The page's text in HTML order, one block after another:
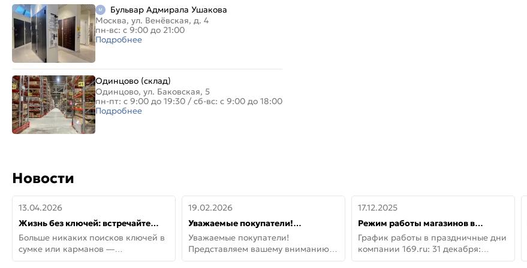
Бульвар Адмирала Ушакова
Москва, ул. Венёвская, д. 4
пн-вс: с 9:00 до 21:00
Подробнее
Одинцово (склад)
Одинцово, ул. Баковская, 5
пн-пт: с 9:00 до 19:30 / сб-вс: с 9:00 до 18:00
Подробнее
Новости
13.04.2026
Жизнь без ключей: встречайте
новую дверь СИТИ ИНТЕГРА
АйКью!
Больше никаких поисков ключей в
сумке или карманов —
представляем СИТИ ИНТЕГРА
19.02.2026
Уважаемые покупатели!
Представляем вашему вниманию
новинки от Armadillo!
Уважаемые покупатели!
Представляем вашему вниманию
новинки от Armadillo! Новая
17.12.2025
Режим работы магазинов в
праздничные дни с 31 декабря по
11 января
График работы в праздничные дни
компании 169.ru: 31 декабря:
Заказы, самовывоз и доставки —